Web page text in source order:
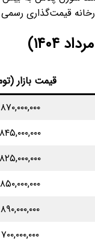
قیمت بازار
۸۷۰,۰۰۰,۰۰۰
۸۴۵,۰۰۰,۰۰۰
۸۲۵,۰۰۰,۰۰۰
۸۵۰,۰۰۰,۰۰۰
۸۹۰,۰۰۰,۰۰۰
۷۰۰,۰۰۰,۰۰۰